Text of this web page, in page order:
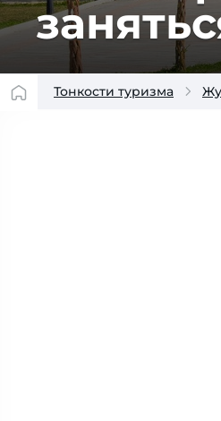
Тонкости туризма